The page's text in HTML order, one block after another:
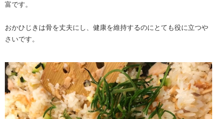
富です。
おかひじきは骨を丈夫にし、健康を維持するのにとても役に立つや
さいです。